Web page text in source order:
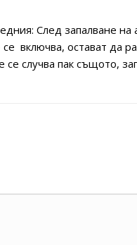
След запалване на
включва, остават да
се случва пак същото,